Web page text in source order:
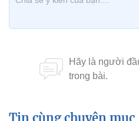
Tin cùng chuyên mục